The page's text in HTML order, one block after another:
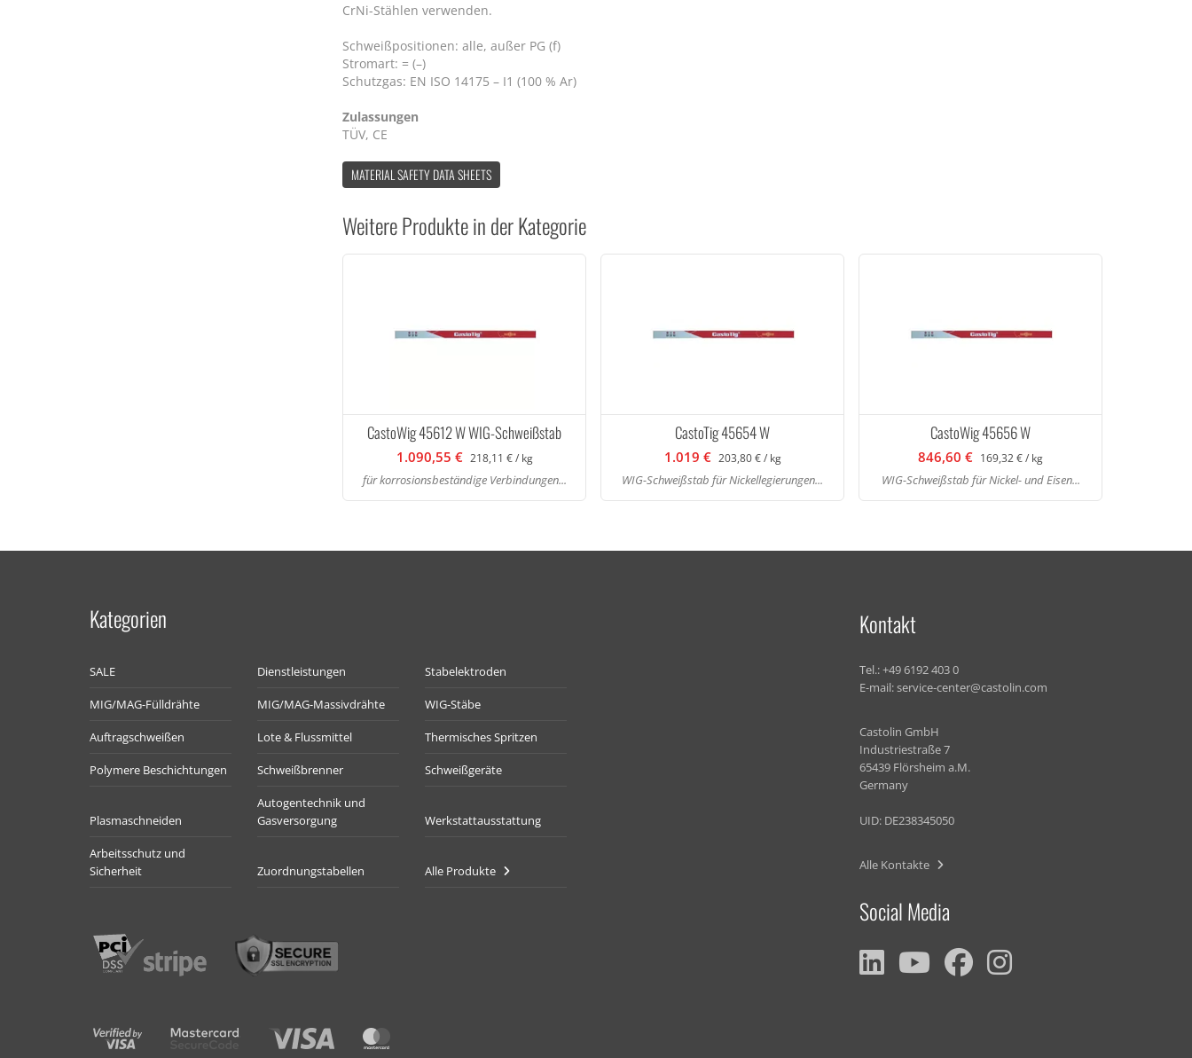
CrNi-Stählen verwenden.
Schweißpositionen: alle, außer PG (f)
Stromart: = (–)
Schutzgas: EN ISO 14175 – I1 (100 % Ar)
Zulassungen
TÜV, CE
MATERIAL SAFETY DATA SHEETS
Weitere Produkte in der Kategorie
CastoWig 45612 W WIG-Schweißstab
1.090,55 € 218,11 € / kg
für korrosionsbeständige Verbindungen...
CastoTig 45654 W
1.019 € 203,80 € / kg
WIG-Schweißstab für Nickellegierungen...
CastoWig 45656 W
846,60 € 169,32 € / kg
WIG-Schweißstab für Nickel- und Eisen...
Kategorien
SALE Dienstleistungen Stabelektroden
MIG/MAG-Fülldrähte MIG/MAG-Massivdrähte WIG-Stäbe
Auftragschweißen Lote & Flussmittel Thermisches Spritzen
Polymere Beschichtungen Schweißbrenner Schweißgeräte
Plasmaschneiden
Autogentechnik und
Gasversorgung
Werkstattausstattung
Arbeitsschutz und
Sicherheit
Zuordnungstabellen Alle Produkte
Kontakt
Tel.:+49 6192 403 0
E-mail:service-center@castolin.com
Castolin GmbH
Industriestraße 7
65439 Flörsheim a.M.
Germany
UID: DE238345050
Alle Kontakte
Social Media